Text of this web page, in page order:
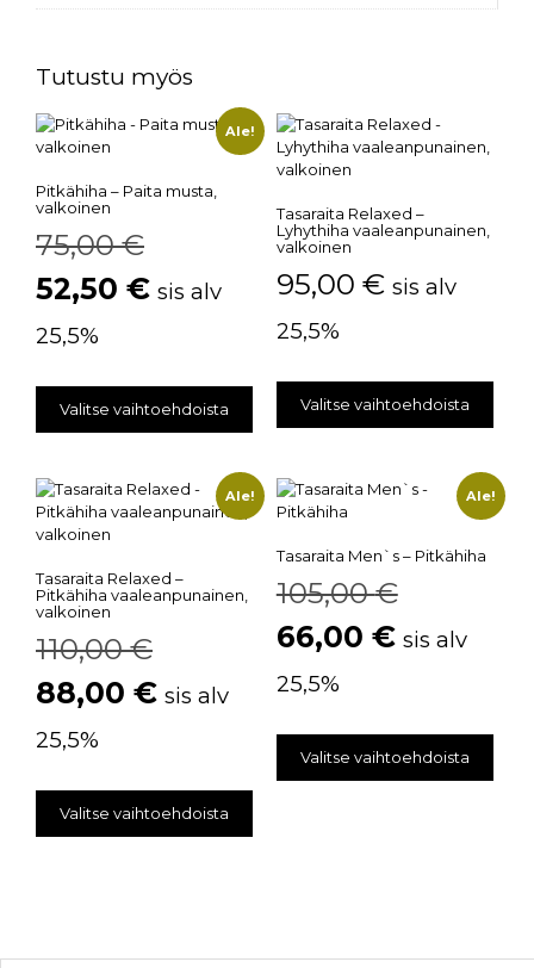
Tutustu myös
Ale!
Pitkähiha – Paita musta,
valkoinen
75,00€
52,50 € sis alv
25,5%
Valitse vaihtoehdoista
Tasaraita Relaxed –
Lyhythiha vaaleanpunainen,
valkoinen
95,00 € sis alv
25,5%
Valitse vaihtoehdoista
Ale!
Tasaraita Relaxed –
Pitkähiha vaaleanpunainen,
valkoinen
110,00€
88,00 € sis alv
25,5%
Valitse vaihtoehdoista
Ale!
Tasaraita Men`s – Pitkähiha
105,00€
66,00 € sis alv
25,5%
Valitse vaihtoehdoista